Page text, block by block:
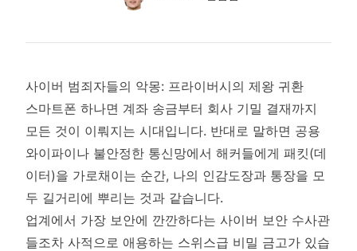
사이버 범죄자들의 악몽: 프라이버시의 제왕 귀환
스마트폰 하나면 계좌 송금부터 회사 기밀 결재까지
모든 것이 이뤄지는 시대입니다. 반대로 말하면 공용
와이파이나 불안정한 통신망에서 해커들에게 패킷(데
이터)을 가로채이는 순간, 나의 인감도장과 통장을 모
두 길거리에 뿌리는 것과 같습니다.
업계에서 가장 보안에 깐깐하다는 사이버 보안 수사관
들조차 사적으로 애용하는 스위스급 비밀 금고가 있습